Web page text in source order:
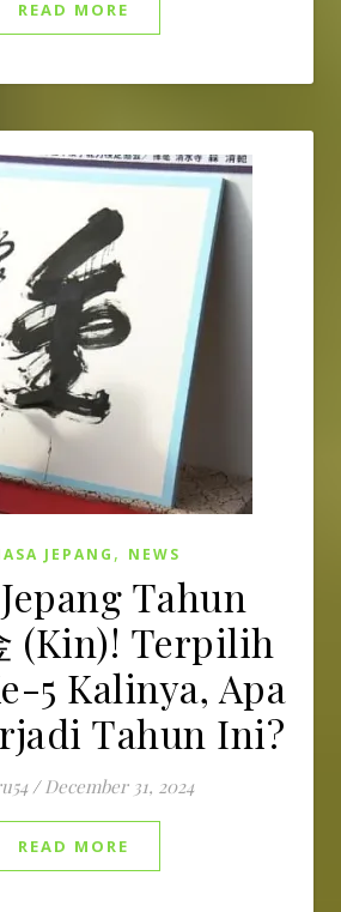
READ MORE
JEPANG , NEWS
Tahun
(Kin)! Terpilih
5 Kalinya, Apa
Tahun Ini?
/ December 31, 2024
READ MORE